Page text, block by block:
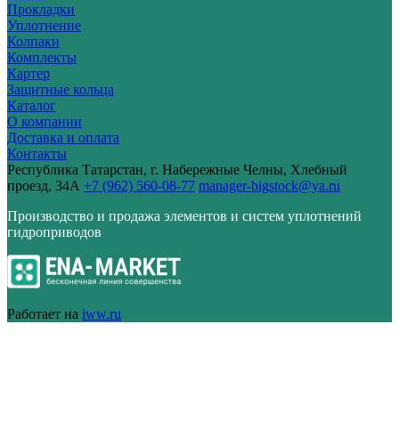
Прокладки
Уплотнение
Колпаки
Комплекты
Картер
Защитные кольца
Каталог
О компании
Доставка и оплата
Контакты
Республика Татарстан, г. Набережные Челны, Хлебный
проезд, 34А +7 (962) 560-08-77 manager-bigstock@ya.ru
Производство и продажа элементов и систем уплотнений
гидроприводов
Работает на iww.ru